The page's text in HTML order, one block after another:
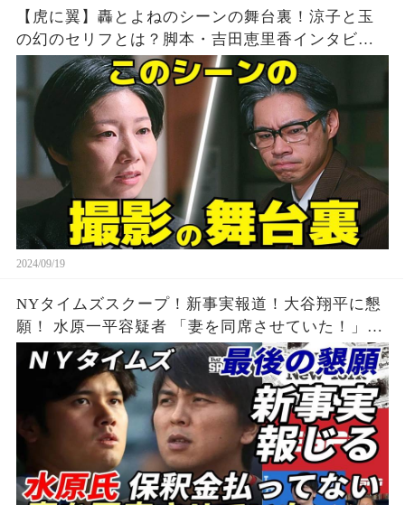
【虎に翼】轟とよねのシーンの舞台裏！涼子と玉
の幻のセリフとは？脚本・吉田恵里香インタビュ
2024/09/19
NYタイムズスクープ！新事実報道！大谷翔平に懇
願！ 水原一平容疑者 「妻を同席させていた！」平
身低頭 最後の悪あがき「このストーリー
で・・・」、え？保釈金は払わなかったの？？？